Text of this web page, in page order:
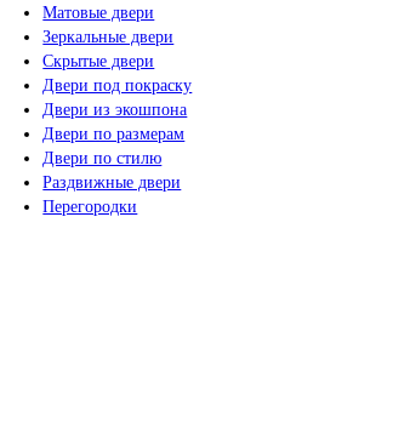
Матовые двери
Зеркальные двери
Скрытые двери
Двери под покраску
Двери из экошпона
Двери по размерам
Двери по стилю
Раздвижные двери
Перегородки